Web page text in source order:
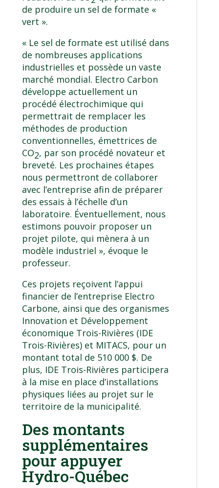
de produire un sel de formate «
vert ».
« Le sel de formate est utilisé dans
de nombreuses applications
industrielles et possède un vaste
marché mondial. Electro Carbon
développe actuellement un
procédé électrochimique qui
permettrait de remplacer les
méthodes de production
conventionnelles, émettrices de
CO2, par son procédé novateur et
breveté. Les prochaines étapes
nous permettront de collaborer
avec l’entreprise afin de préparer
des essais à l’échelle d’un
laboratoire. Éventuellement, nous
estimons pouvoir proposer un
projet pilote, qui mènera à un
modèle industriel », évoque le
professeur.
Ces projets reçoivent l’appui
financier de l’entreprise Electro
Carbone, ainsi que des organismes
Innovation et Développement
économique Trois-Rivières (IDE
Trois-Rivières) et MITACS, pour un
montant total de 510 000 $. De
plus, IDE Trois-Rivières participera
à la mise en place d’installations
physiques liées au projet sur le
territoire de la municipalité.
Des montants
supplémentaires
pour appuyer
Hydro-Québec